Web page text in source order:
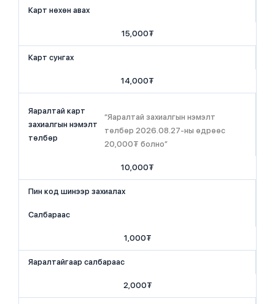
Карт нөхөн авах
15,000₮
Карт сунгах
14,000₮
Яаралтай карт
захиалгын нэмэлт
төлбөр
“Яаралтай захиалгын нэмэлт
төлбөр 2026.08.27-ны өдрөөс
20,000₮ болно”
10,000₮
Пин код шинээр захиалах
Салбараас
1,000₮
Яаралтайгаар салбараас
2,000₮